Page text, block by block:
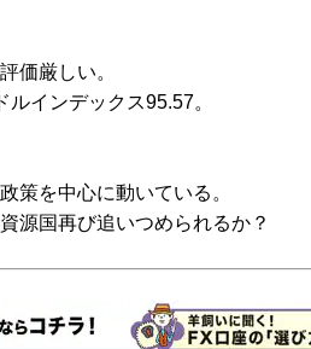
価厳しい。
ルインデックス95.57。
策を中心に動いている。
源国再び追いつめられるか？